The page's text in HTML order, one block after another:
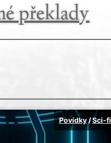
překlady
Povídky/Sci-fi